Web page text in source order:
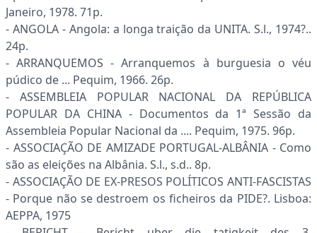
Janeiro, 1978. 71p.
- ANGOLA - Angola: a longa traição da UNITA. S.l., 1974?..
24p.
- ARRANQUEMOS - Arranquemos à burguesia o véu
púdico de ... Pequim, 1966. 26p.
- ASSEMBLEIA POPULAR NACIONAL DA REPÚBLICA
POPULAR DA CHINA - Documentos da 1ª Sessão da
Assembleia Popular Nacional da .... Pequim, 1975. 96p.
- ASSOCIAÇÃO DE AMIZADE PORTUGAL-ALBÂNIA - Como
são as eleições na Albânia. S.l., s.d.. 8p.
- ASSOCIAÇÃO DE EX-PRESOS POLÍTICOS ANTI-FASCISTAS
- Porque não se destroem os ficheiros da PIDE?. Lisboa:
AEPPA, 1975